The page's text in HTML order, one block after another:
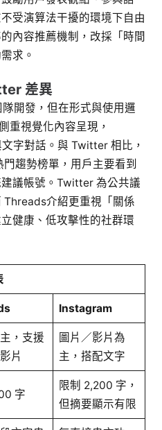
受演算法干擾的環境下自由
內容推薦機制，改採「時間
求。
差異
開發，但在形式與使用邏
重視覺化內容呈現，
字對話。與 Twitter 相比，
趨勢榜單，用戶主要看到
議帳號。Twitter 為公共議
介紹更重視「關係
健康、低攻擊性的社群環
Instagram
，支援
片
圖片／影片為
主，搭配文字
字
限制 2,200 字，
但摘要顯示有限